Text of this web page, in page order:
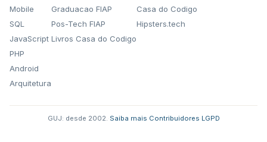
Mobile
SQL
JavaScript
PHP
Android
Arquitetura
Graduacao FIAP
Pos-Tech FIAP
Livros Casa do Codigo
Casa do Codigo
Hipsters.tech
GUJ: desde 2002. Saiba mais Contribuidores LGPD